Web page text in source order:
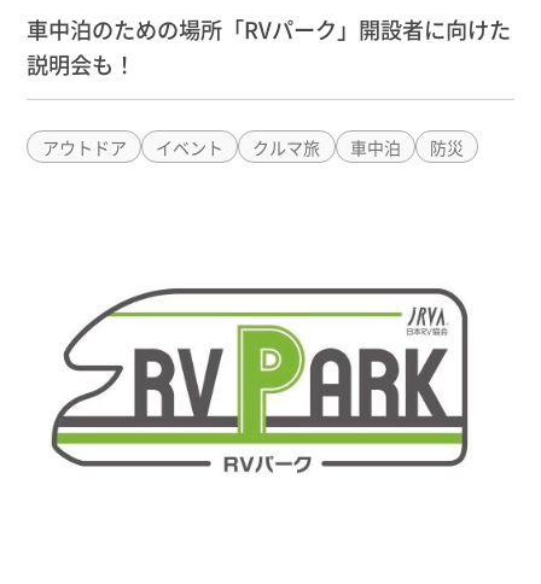
車中泊のための場所「RVパーク」開設者に向けた
説明会も！
アウトドア イベント クルマ旅 車中泊 防災